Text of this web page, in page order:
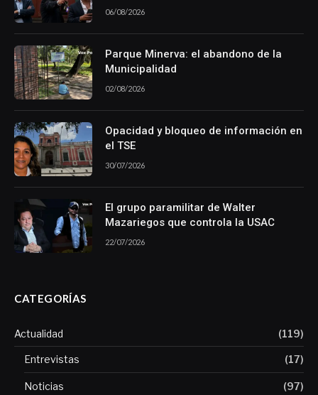
06/08/2026
Parque Minerva: el abandono de la
Municipalidad
02/08/2026
Opacidad y bloqueo de información en
el TSE
30/07/2026
El grupo paramilitar de Walter
Mazariegos que controla la USAC
22/07/2026
CATEGORÍAS
Actualidad (119)
Entrevistas (17)
Noticias (97)